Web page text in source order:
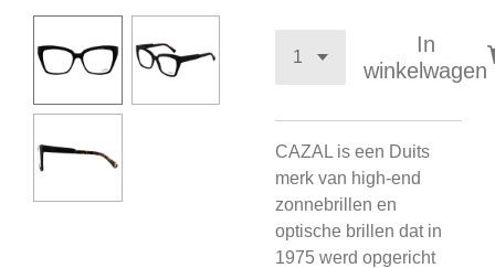
In
winkelwagen
CAZAL is een Duits
merk van high-end
zonnebrillen en
optische brillen dat in
1975 werd opgericht